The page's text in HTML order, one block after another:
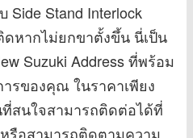
Stand Interlock
หากไม่ยกขาตั้งขึ้น นี่เป็น
Suzuki Address ที่พร้อม
รของคุณ ในราคาเพียง
สนใจสามารถติดต่อได้ที่
รือสามารถติดตามความ